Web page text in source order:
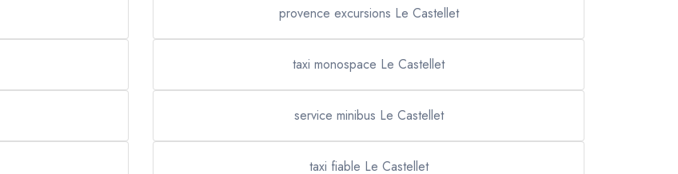
provence excursions Le Castellet
taxi monospace Le Castellet
service minibus Le Castellet
taxi fiable Le Castellet